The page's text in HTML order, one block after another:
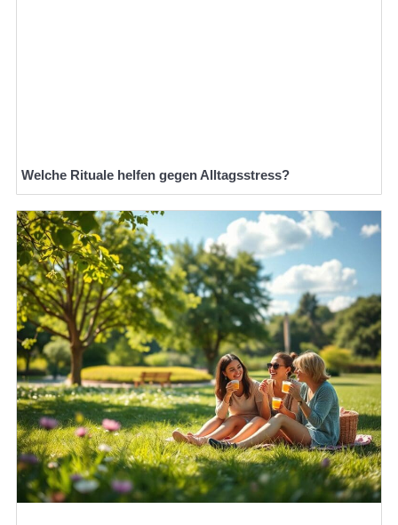
Welche Rituale helfen gegen Alltagsstress?